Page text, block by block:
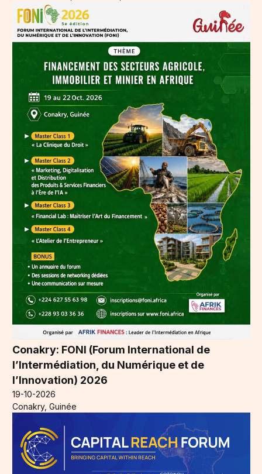
Conakry: FONI (Forum International de
l’Intermédiation, du Numérique et de
l’Innovation) 2026
19-10-2026
Conakry, Guinée